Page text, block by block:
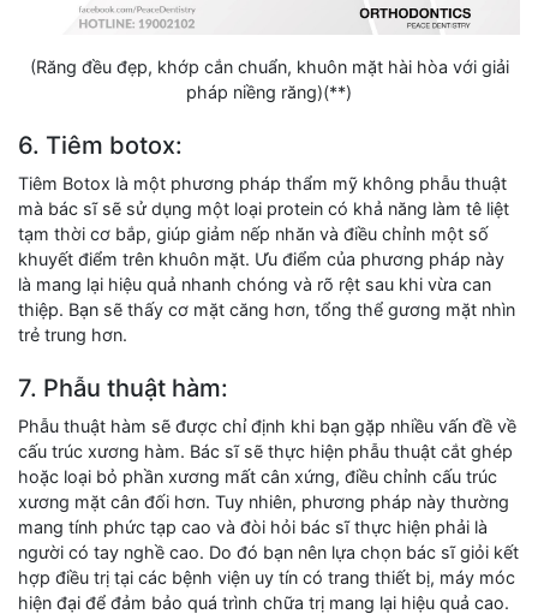
(Răng đều đẹp, khớp cắn chuẩn, khuôn mặt hài hòa với giải
pháp niềng răng)(**)
6. Tiêm botox:
Tiêm Botox là một phương pháp thẩm mỹ không phẫu thuật
mà bác sĩ sẽ sử dụng một loại protein có khả năng làm tê liệt
tạm thời cơ bắp, giúp giảm nếp nhăn và điều chỉnh một số
khuyết điểm trên khuôn mặt. Ưu điểm của phương pháp này
là mang lại hiệu quả nhanh chóng và rõ rệt sau khi vừa can
thiệp. Bạn sẽ thấy cơ mặt căng hơn, tổng thể gương mặt nhìn
trẻ trung hơn.
7. Phẫu thuật hàm:
Phẫu thuật hàm sẽ được chỉ định khi bạn gặp nhiều vấn đề về
cấu trúc xương hàm. Bác sĩ sẽ thực hiện phẫu thuật cắt ghép
hoặc loại bỏ phần xương mất cân xứng, điều chỉnh cấu trúc
xương mặt cân đối hơn. Tuy nhiên, phương pháp này thường
mang tính phức tạp cao và đòi hỏi bác sĩ thực hiện phải là
người có tay nghề cao. Do đó bạn nên lựa chọn bác sĩ giỏi kết
hợp điều trị tại các bệnh viện uy tín có trang thiết bị, máy móc
hiện đại để đảm bảo quá trình chữa trị mang lại hiệu quả cao.